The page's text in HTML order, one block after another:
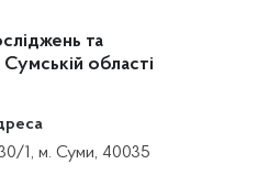
та
області
1, м. Суми, 40035